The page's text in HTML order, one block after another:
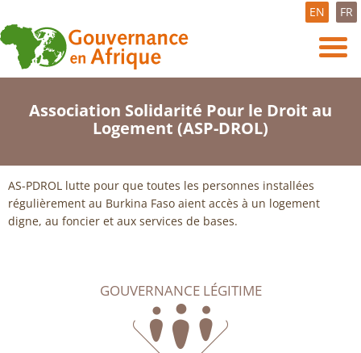
EN FR
Association Solidarité Pour le Droit au
Logement (ASP-DROL)
AS-PDROL lutte pour que toutes les personnes installées
régulièrement au Burkina Faso aient accès à un logement
digne, au foncier et aux services de bases.
GOUVERNANCE LÉGITIME